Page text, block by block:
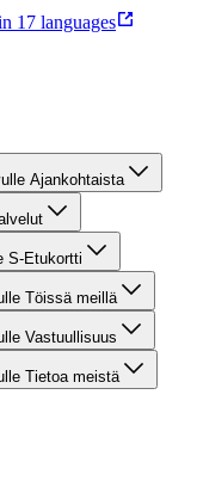
17 languages
Ajankohtaista
S-Etukortti
Töissä meillä
Vastuullisuus
Tietoa meistä